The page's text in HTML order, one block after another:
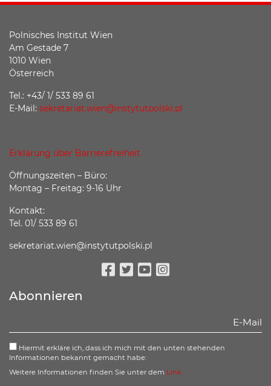
Polnisches Institut Wien
Am Gestade 7
1010 Wien
Österreich
Tel.: +43/ 1/ 533 89 61
E-Mail: sekretariat.wien@instytutpolski.pl
Erklärung über Barrierefreiheit
Öffnungszeiten – Büro:
Montag – Freitag: 9-16 Uhr
Kontakt:
Tel. 01/ 533 89 61
sekretariat.wien@instytutpolski.pl
Abonnieren
Hiermit erkläre ich, dass ich mich mit den unten stehenden
Informationen bekannt gemacht habe:
Weitere Informationen finden Sie unter dem Link